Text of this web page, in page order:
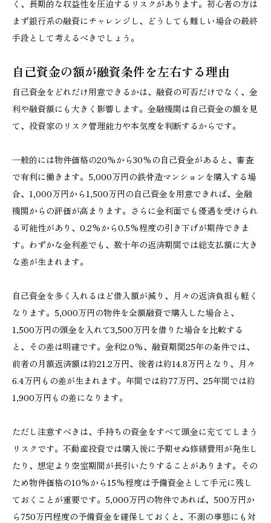
く、長期的な収益性を圧迫するリスクがあります。初心者の方は
まず銀行系の融資にチャレンジし、どうしても難しい場合の最終
手段として考えるべきでしょう。
自己資金の額が融資条件を左右する理由
自己資金をどれだけ用意できるかは、融資の可否だけでなく、金
利や融資額にも大きく影響します。金融機関は自己資金の額を見
て、投資家のリスク管理能力や本気度を判断するからです。
一般的には物件価格の20%から30%の自己資金があると、審査
で有利に働きます。5,000万円の鉄骨造マンションを購入する場
合、1,000万円から1,500万円の自己資金を用意できれば、金融
機関からの評価が高まります。さらに金利面でも優遇を受けられ
る可能性があり、0.2%から0.5%程度の引き下げが期待できま
す。わずかな金利差でも、数十年の返済期間では総支払額に大き
な差が生まれます。
自己資金を多く入れるほど借入額が減り、月々の返済負担も軽く
なります。5,000万円の物件を全額融資で購入した場合と、
1,500万円の頭金を入れて3,500万円を借りた場合を比較する
と、その差は明確です。金利2.0%、融資期間25年の条件では、
前者の月額返済額は約21.2万円、後者は約14.8万円となり、月々
6.4万円もの差が生まれます。年間では約77万円、25年間では約
1,900万円もの差になります。
ただし注意すべきは、手持ちの資金をすべて頭金に充ててしまう
リスクです。不動産投資では購入後に予期せぬ修繕費用が発生し
たり、想定より空室期間が長引いたりすることがあります。その
ため物件価格の10%から15%程度は予備資金として手元に残し
ておくことが重要です。5,000万円の物件であれば、500万円か
ら750万円程度の予備資金を確保しておくと、不測の事態にも対